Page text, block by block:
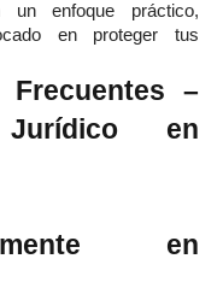
un enfoque práctico,
en proteger tus
Frecuentes –
en
en